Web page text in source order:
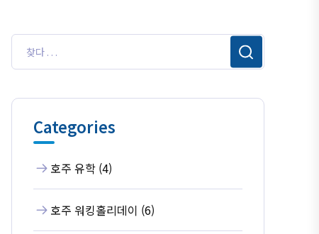
Categories
호주 유학 (4)
호주 워킹홀리데이 (6)